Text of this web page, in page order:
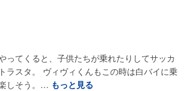
ってくると、子供たちが乗れたりしてサッカ
ラスタ。 ヴィヴィくんもこの時は白バイに乗
しそう。… もっと見る